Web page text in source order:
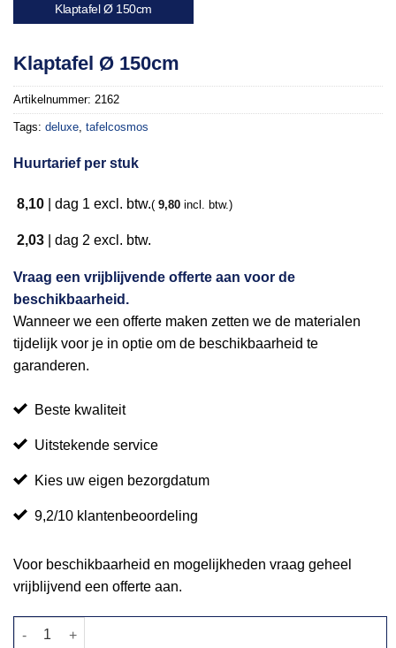
Klaptafel Ø 150cm
Klaptafel Ø 150cm
Artikelnummer: 2162
Tags: deluxe, tafelcosmos
Huurtarief per stuk
8,10 dag 1 excl. btw.( 9,80 incl. btw.)
2,03 dag 2 excl. btw.
Vraag een vrijblijvende offerte aan voor de
beschikbaarheid.
Wanneer we een offerte maken zetten we de materialen
tijdelijk voor je in optie om de beschikbaarheid te
garanderen.
Beste kwaliteit
Uitstekende service
Kies uw eigen bezorgdatum
9,2/10 klantenbeoordeling
Voor beschikbaarheid en mogelijkheden vraag geheel
vrijblijvend een offerte aan.
Klaptafel Ø 150cm aantal